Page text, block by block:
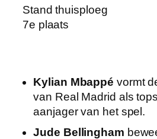
Stand thuisploeg
7e plaats
Kylian Mbappé vormt
van Real Madrid als
aanjager van het spel.
Jude Bellingham